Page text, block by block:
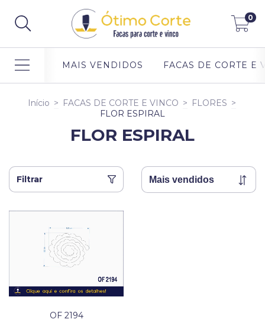
0
MAIS VENDIDOS FACAS DE CORTE E
Início > FACAS DE CORTE E VINCO > FLORES >
FLOR ESPIRAL
FLOR ESPIRAL
Filtrar
OF 2194